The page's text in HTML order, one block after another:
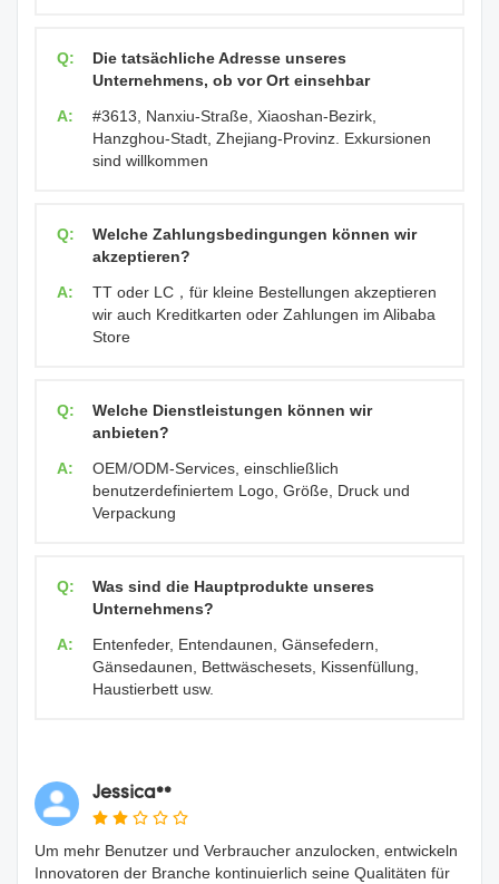
Q:
Die tatsächliche Adresse unseres
Unternehmens, ob vor Ort einsehbar
A:
#3613, Nanxiu-Straße, Xiaoshan-Bezirk,
Hanzghou-Stadt, Zhejiang-Provinz. Exkursionen
sind willkommen
Q:
Welche Zahlungsbedingungen können wir
akzeptieren?
A:
TT oder LC，für kleine Bestellungen akzeptieren
wir auch Kreditkarten oder Zahlungen im Alibaba
Store
Q:
Welche Dienstleistungen können wir
anbieten?
A:
OEM/ODM-Services, einschließlich
benutzerdefiniertem Logo, Größe, Druck und
Verpackung
Q:
Was sind die Hauptprodukte unseres
Unternehmens?
A:
Entenfeder, Entendaunen, Gänsefedern,
Gänsedaunen, Bettwäschesets, Kissenfüllung,
Haustierbett usw.
Jessica**
Um mehr Benutzer und Verbraucher anzulocken, entwickeln
Innovatoren der Branche kontinuierlich seine Qualitäten für